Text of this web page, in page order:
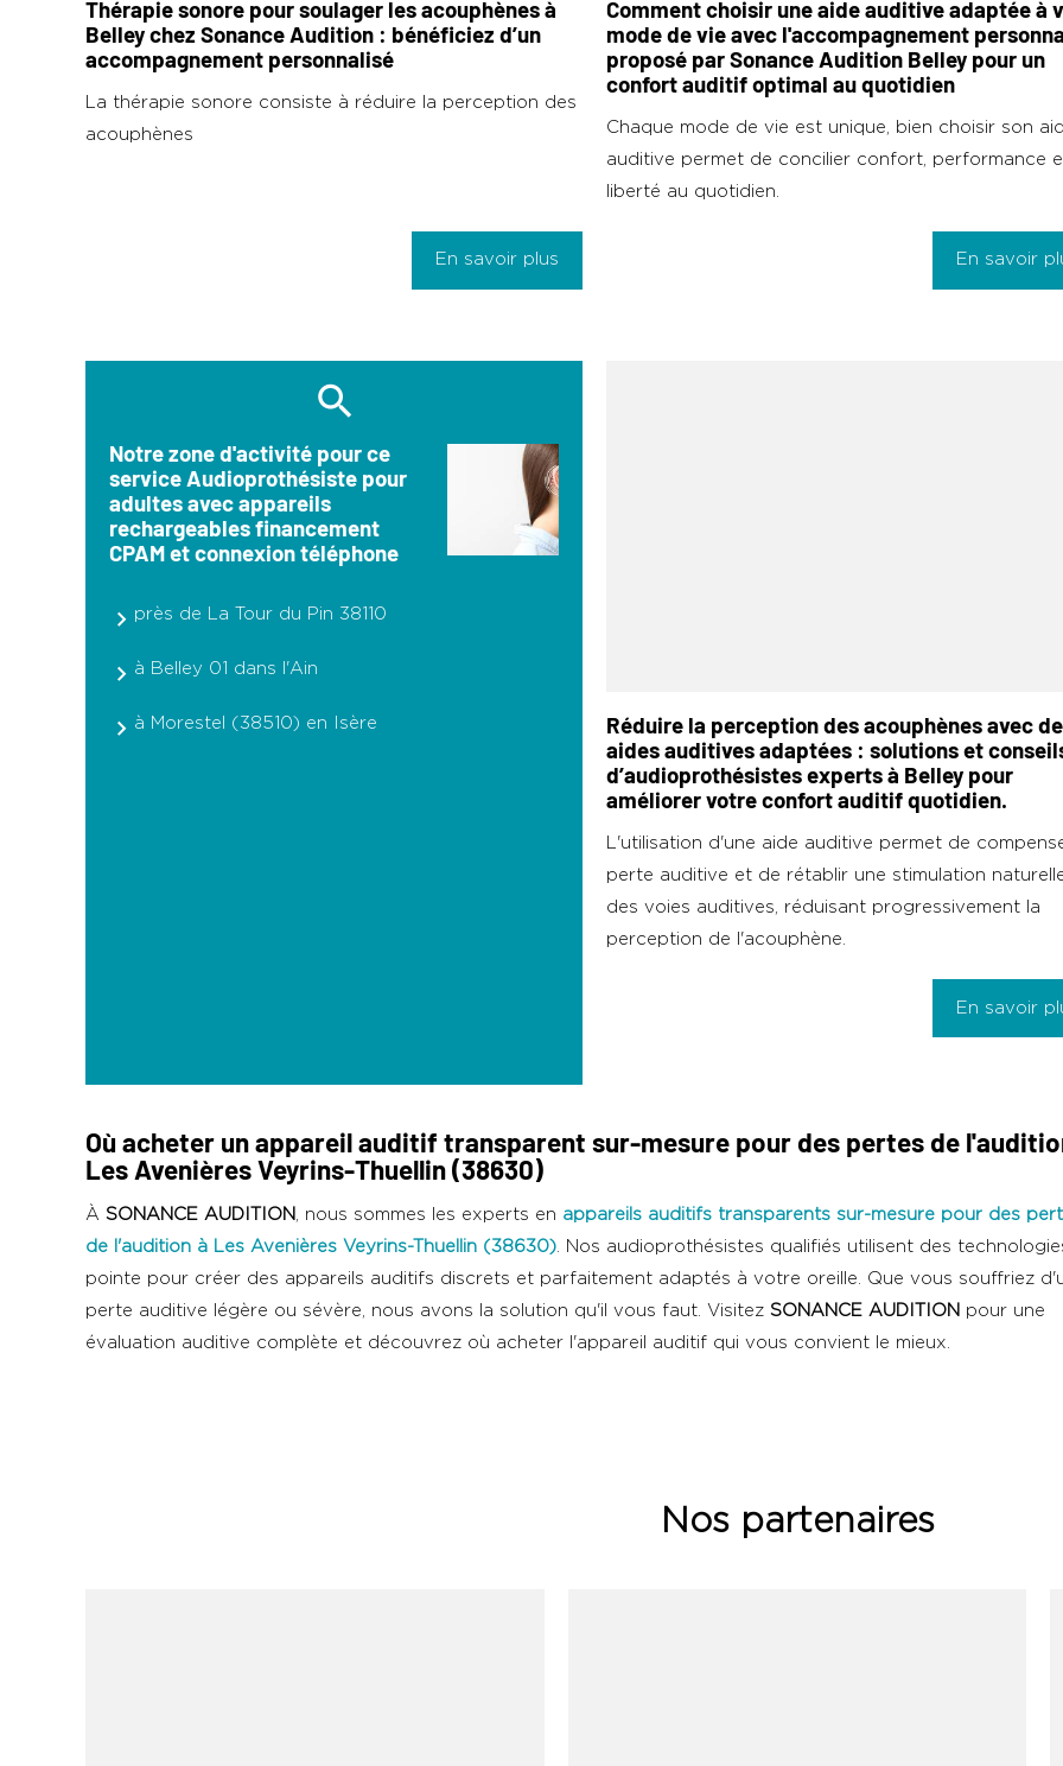
Thérapie sonore pour soulager les acouphènes à
Belley chez Sonance Audition : bénéficiez d’un
accompagnement personnalisé
La thérapie sonore consiste à réduire la perception des
acouphènes
En savoir plus
Comment choisir une aide auditive adaptée à
mode de vie avec l'accompagnement
proposé par Sonance Audition Belley pour un
confort auditif optimal au quotidien
Chaque mode de vie est unique, bien choisir son
auditive permet de concilier confort, performance
liberté au quotidien.
En savoir
Notre zone d'activité pour ce
service Audioprothésiste pour
adultes avec appareils
rechargeables financement
CPAM et connexion téléphone
près de La Tour du Pin 38110
à Belley 01 dans l'Ain
à Morestel (38510) en Isère
Réduire la perception des acouphènes avec
aides auditives adaptées : solutions et
d’audioprothésistes experts à Belley pour
améliorer votre confort auditif quotidien.
L'utilisation d'une aide auditive permet de
perte auditive et de rétablir une stimulation
des voies auditives, réduisant progressivement la
perception de l'acouphène.
En savoir
Où acheter un appareil auditif transparent sur-mesure pour des pertes de
Les Avenières Veyrins-Thuellin (38630)
À SONANCE AUDITION , nous sommes les experts en appareils auditifs transparents sur-mesure pour des
de l'audition à Les Avenières Veyrins-Thuellin (38630) . Nos audioprothésistes qualifiés utilisent des
pointe pour créer des appareils auditifs discrets et parfaitement adaptés à votre oreille. Que vous souffriez
perte auditive légère ou sévère, nous avons la solution qu'il vous faut. Visitez SONANCE AUDITION pour une
évaluation auditive complète et découvrez où acheter l'appareil auditif qui vous convient le mieux.
Nos partenaires